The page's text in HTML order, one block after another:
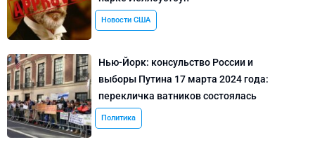
Новости США
Нью-Йорк: консульство России и
выборы Путина 17 марта 2024 года:
перекличка ватников состоялась
Политика